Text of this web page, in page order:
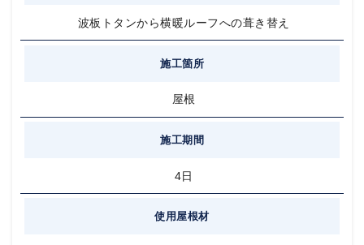
波板トタンから横暖ルーフへの葺き替え
施工箇所
屋根
施工期間
4日
使用屋根材